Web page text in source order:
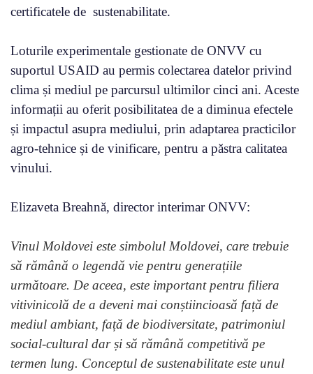
certificatele de sustenabilitate.
Loturile experimentale gestionate de ONVV cu
suportul USAID au permis colectarea datelor privind
clima și mediul pe parcursul ultimilor cinci ani. Aceste
informații au oferit posibilitatea de a diminua efectele
și impactul asupra mediului, prin adaptarea practicilor
agro-tehnice și de vinificare, pentru a păstra calitatea
vinului.
Elizaveta Breahnă, director interimar ONVV:
Vinul Moldovei este simbolul Moldovei, care trebuie
să rămână o legendă vie pentru generațiile
următoare. De aceea, este important pentru filiera
vitivinicolă de a deveni mai conștiincioasă față de
mediul ambiant, față de biodiversitate, patrimoniul
social-cultural dar și să rămână competitivă pe
termen lung. Conceptul de sustenabilitate este unul